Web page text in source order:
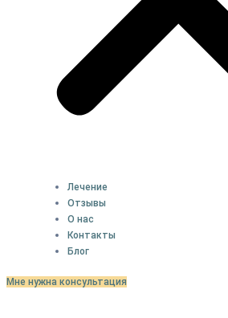
Лечение
Отзывы
О нас
Контакты
Блог
Мне нужна консультация